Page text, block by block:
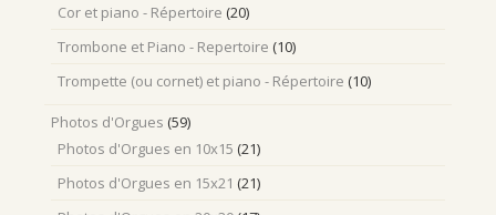
Cor et piano - Répertoire (20)
Trombone et Piano - Repertoire (10)
Trompette (ou cornet) et piano - Répertoire (10)
Photos d'Orgues (59)
Photos d'Orgues en 10x15 (21)
Photos d'Orgues en 15x21 (21)